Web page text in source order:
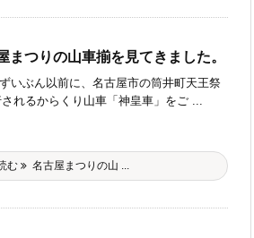
まつりの山車揃を見てきました。
いぶん以前に、名古屋市の筒井町天王祭
れるからくり山車「神皇車」をご ...
む 名古屋まつりの山 ...